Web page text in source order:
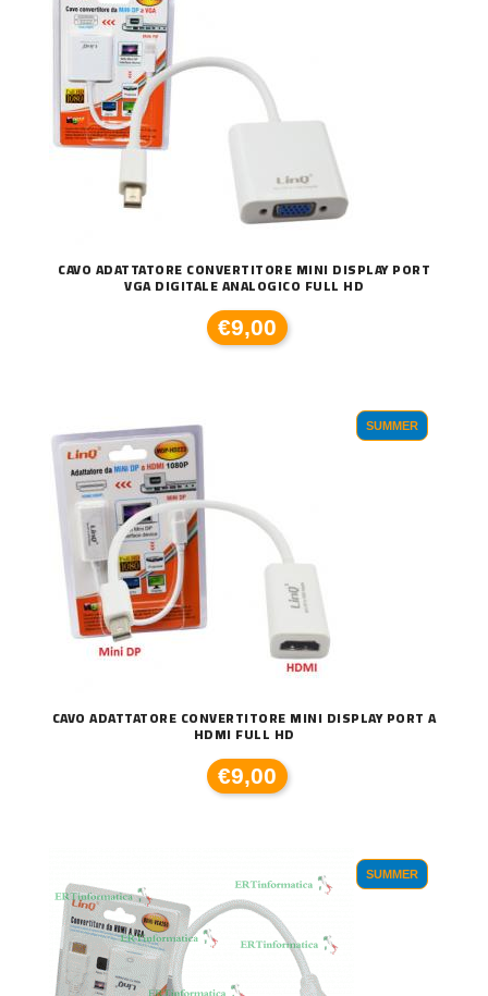
CAVO ADATTATORE CONVERTITORE MINI DISPLAY PORT
VGA DIGITALE ANALOGICO FULL HD
€9,00
SUMMER
CAVO ADATTATORE CONVERTITORE MINI DISPLAY PORT A
HDMI FULL HD
€9,00
SUMMER